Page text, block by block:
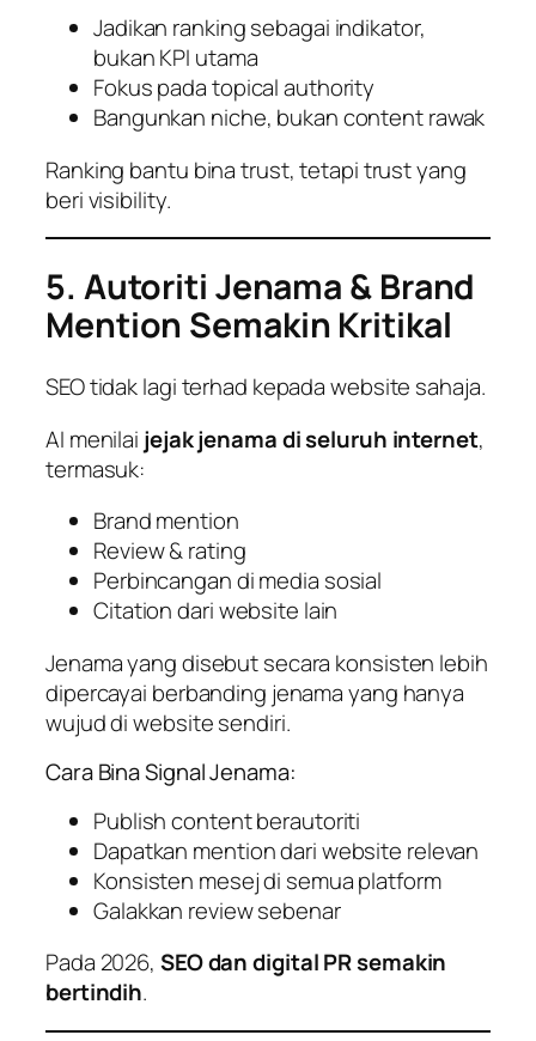
Jadikan ranking sebagai indikator,
bukan KPI utama
Fokus pada topical authority
Bangunkan niche, bukan content rawak
Ranking bantu bina trust, tetapi trust yang
beri visibility.
5. Autoriti Jenama & Brand
Mention Semakin Kritikal
SEO tidak lagi terhad kepada website sahaja.
AI menilai jejak jenama di seluruh internet,
termasuk:
Brand mention
Review & rating
Perbincangan di media sosial
Citation dari website lain
Jenama yang disebut secara konsisten lebih
dipercayai berbanding jenama yang hanya
wujud di website sendiri.
Cara Bina Signal Jenama:
Publish content berautoriti
Dapatkan mention dari website relevan
Konsisten mesej di semua platform
Galakkan review sebenar
Pada 2026, SEO dan digital PR semakin
bertindih.